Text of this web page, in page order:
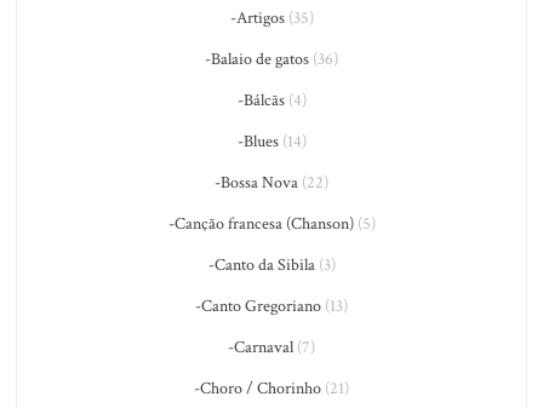
-Artigos(35)
-Balaio de gatos (36)
-Bálcãs(4)
-Blues(14)
-Bossa Nova (22)
-Canção francesa (Chanson)(5)
-Canto da Sibila(3)
-Canto Gregoriano (13)
-Carnaval (7)
-Choro / Chorinho (21)